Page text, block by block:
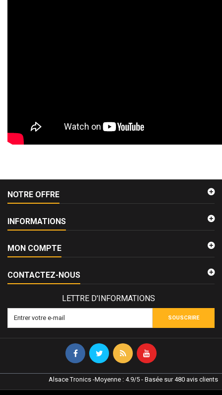
NOTRE OFFRE
INFORMATIONS
MON COMPTE
CONTACTEZ-NOUS
LETTRE D'INFORMATIONS
SOUSCRIRE
Alsace Tronics -Moyenne : 4.9/5 - Basée sur480 avis clients